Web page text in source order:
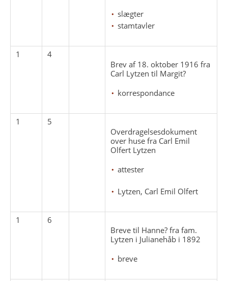
slægter
stamtavler
1
4
Brev af 18. oktober 1916 fra
Carl Lytzen til Margit?
korrespondance
1
5
Overdragelsesdokument
over huse fra Carl Emil
Olfert Lytzen
attester
Lytzen, Carl Emil Olfert
1
6
Breve til Hanne? fra fam.
Lytzen i Julianehåb i 1892
breve